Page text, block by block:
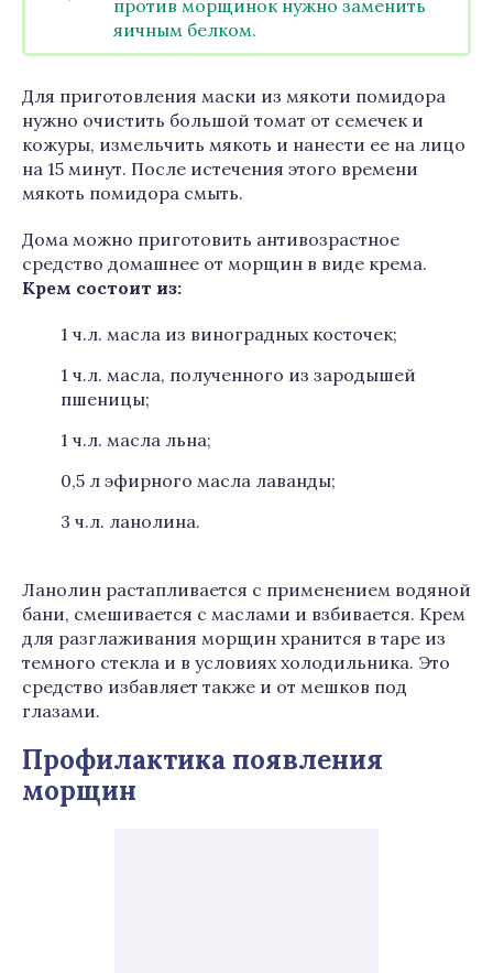
против морщинок нужно заменить
яичным белком.
Для приготовления маски из мякоти помидора
нужно очистить большой томат от семечек и
кожуры, измельчить мякоть и нанести ее на лицо
на 15 минут. После истечения этого времени
мякоть помидора смыть.
Дома можно приготовить антивозрастное
средство домашнее от морщин в виде крема.
Крем состоит из:
1 ч.л. масла из виноградных косточек;
1 ч.л. масла, полученного из зародышей
пшеницы;
1 ч.л. масла льна;
0,5 л эфирного масла лаванды;
3 ч.л. ланолина.
Ланолин растапливается с применением водяной
бани, смешивается с маслами и взбивается. Крем
для разглаживания морщин хранится в таре из
темного стекла и в условиях холодильника. Это
средство избавляет также и от мешков под
глазами.
Профилактика появления
морщин